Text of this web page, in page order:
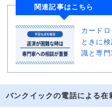
関連記事はこちら
カード
ときに
識と専
バンクイックの電話による